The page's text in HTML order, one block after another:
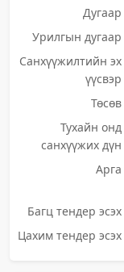
Дугаар
Урилгын дугаар
Санхүүжилтийн эх
үүсвэр
Төсөв
Тухайн онд
санхүүжих дүн
Арга
Багц тендер эсэх
Цахим тендер эсэх